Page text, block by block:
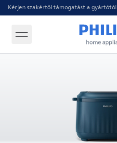
Kérjen szakértői támogatást a gyártótól